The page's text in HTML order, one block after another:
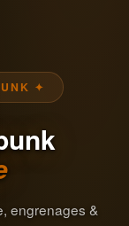
✦
engrenages &